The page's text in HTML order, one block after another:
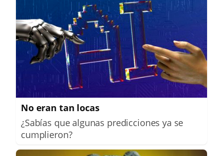
No eran tan locas
¿Sabías que algunas predicciones ya se
cumplieron?